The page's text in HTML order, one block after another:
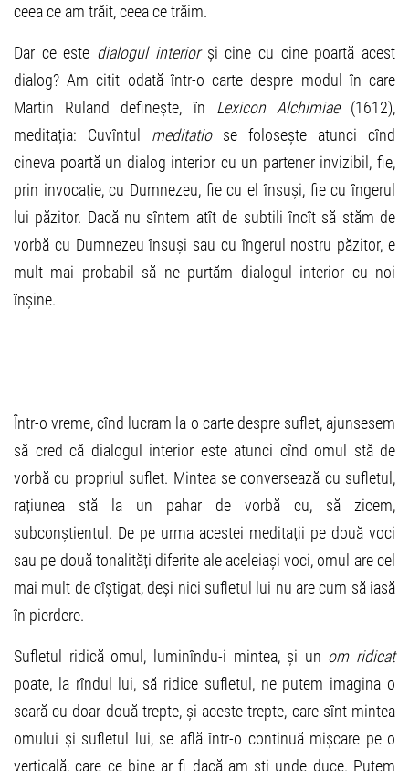
ceea ce am trăit, ceea ce trăim.
Dar ce este dialogul interior și cine cu cine poartă acest
dialog? Am citit odată într-o carte despre modul în care
Martin Ruland definește, în Lexicon Alchimiae(1612),
meditația: Cuvîntul meditatiose folosește atunci cînd
cineva poartă un dialog interior cu un partener invizibil, fie,
prin invocație, cu Dumnezeu, fie cu el însuși, fie cu îngerul
lui păzitor. Dacă nu sîntem atît de subtili încît să stăm de
vorbă cu Dumnezeu însuși sau cu îngerul nostru păzitor, e
mult mai probabil să ne purtăm dialogul interior cu noi
înșine.
Într-o vreme, cînd lucram la o carte despre suflet, ajunsesem
să cred că dialogul interior este atunci cînd omul stă de
vorbă cu propriul suflet. Mintea se conversează cu sufletul,
rațiunea stă la un pahar de vorbă cu, să zicem,
subconștientul. De pe urma acestei meditații pe două voci
sau pe două tonalități diferite ale aceleiași voci, omul are cel
mai mult de cîștigat, deși nici sufletul lui nu are cum să iasă
în pierdere.
Sufletul ridică omul, luminîndu-i mintea, și un om ridicat
poate, la rîndul lui, să ridice sufletul, ne putem imagina o
scară cu doar două trepte, și aceste trepte, care sînt mintea
omului și sufletul lui, se află într-o continuă mișcare pe o
verticală, care ce bine ar fi dacă am ști unde duce. Putem